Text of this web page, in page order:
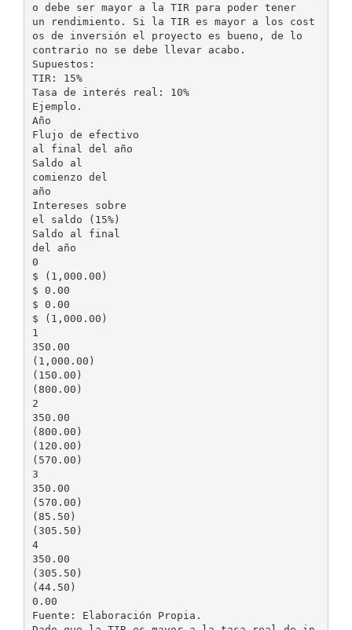
o debe ser mayor a la TIR para poder tener
un rendimiento. Si la TIR es mayor a los cost
os de inversión el proyecto es bueno, de lo
contrario no se debe llevar acabo.
Supuestos:
TIR: 15%
Tasa de interés real: 10%
Ejemplo.
Año
Flujo de efectivo
al final del año
Saldo al
comienzo del
año
Intereses sobre
el saldo (15%)
Saldo al final
del año
0
$ (1,000.00)
$ 0.00
$ 0.00
$ (1,000.00)
1
350.00
(1,000.00)
(150.00)
(800.00)
2
350.00
(800.00)
(120.00)
(570.00)
3
350.00
(570.00)
(85.50)
(305.50)
4
350.00
(305.50)
(44.50)
0.00
Fuente: Elaboración Propia.